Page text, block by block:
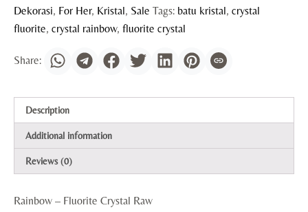
Dekorasi, For Her, Kristal, Sale Tags: batu kristal, crystal
fluorite, crystal rainbow, fluorite crystal
Description
Additional information
Reviews (0)
Rainbow – Fluorite Crystal Raw